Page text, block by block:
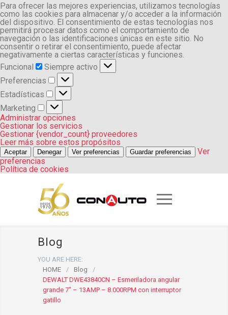
Para ofrecer las mejores experiencias, utilizamos tecnologías
como las cookies para almacenar y/o acceder a la información
del dispositivo. El consentimiento de estas tecnologías nos
permitirá procesar datos como el comportamiento de
navegación o las identificaciones únicas en este sitio. No
consentir o retirar el consentimiento, puede afectar
negativamente a ciertas características y funciones.
Funcional
Funcional
Siempre activo
Preferencias
Preferencias
Estadísticas
Estadísticas
Marketing
Marketing
Administrar opciones
Gestionar los servicios
Gestionar {vendor_count} proveedores
Leer más sobre estos propósitos
Aceptar Denegar Ver preferencias Guardar preferencias
Ver
preferencias
Política de cookies
Blog
YOU ARE HERE:
HOME
/ Blog
/
DEWALT DWE43840CN – Esmeriladora angular
grande 7″ – 13AMP – 8.000RPM con interruptor
gatillo